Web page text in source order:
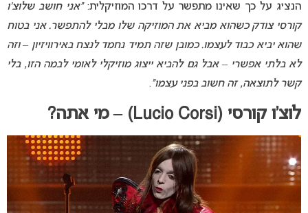
הנציג על כך שאינו מתפשר על דרכו המוזיקלית: “אני חושב שלוצ’ו
קורסי צודק כשהוא מביא את המוזיקה שלו מבלי להתפשר. אני בטוח
שהוא יביא כבוד לעצמו. כמובן שזה תמיד נחמד לנצח באירוויזיון – וזה
לא בלתי אפשרי – אבל גם להביא ייצוג מוזיקלי לאומי לבמה הזו, בלי
קשר לתוצאה, זה חשוב בפני עצמו”.
לוצ’ו קורסי (Lucio Corsi) – מי אתה?